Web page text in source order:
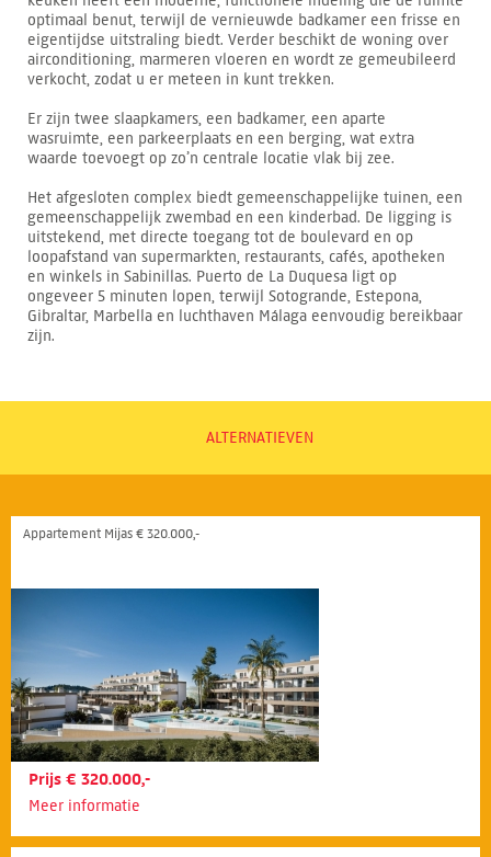
optimaal benut, terwijl de vernieuwde badkamer een frisse en
eigentijdse uitstraling biedt. Verder beschikt de woning over
airconditioning, marmeren vloeren en wordt ze gemeubileerd
verkocht, zodat u er meteen in kunt trekken.
Er zijn twee slaapkamers, een badkamer, een aparte
wasruimte, een parkeerplaats en een berging, wat extra
waarde toevoegt op zo’n centrale locatie vlak bij zee.
Het afgesloten complex biedt gemeenschappelijke tuinen, een
gemeenschappelijk zwembad en een kinderbad. De ligging is
uitstekend, met directe toegang tot de boulevard en op
loopafstand van supermarkten, restaurants, cafés, apotheken
en winkels in Sabinillas. Puerto de La Duquesa ligt op
ongeveer 5 minuten lopen, terwijl Sotogrande, Estepona,
Gibraltar, Marbella en luchthaven Málaga eenvoudig bereikbaar
zijn.
ALTERNATIEVEN
Appartement Mijas € 320.000,-
Prijs € 320.000,-
Meer informatie